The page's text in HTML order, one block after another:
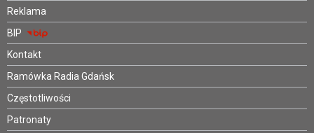
Reklama
BIP
Kontakt
Ramówka Radia Gdańsk
Częstotliwości
Patronaty